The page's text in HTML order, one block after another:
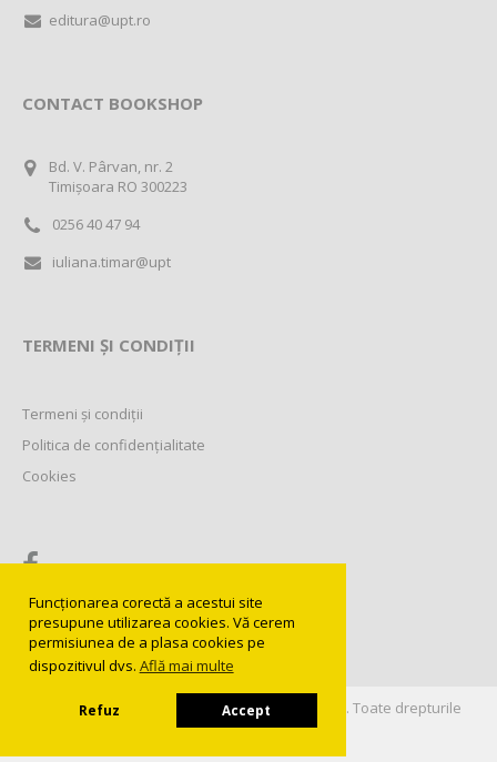
Funcționarea corectă a acestui site
presupune utilizarea cookies. Vă cerem
permisiunea de a plasa cookies pe
dispozitivul dvs. Află mai multe
Refuz Accept
editura@upt.ro
CONTACT BOOKSHOP
Bd. V. Pârvan, nr. 2
Timișoara RO 300223
0256 40 47 94
iuliana.timar@upt
TERMENI ȘI CONDIȚII
Termeni și condiții
Politica de confidențialitate
Cookies
2016-2026Universitatea Politehnica Timișoara . Toate drepturile